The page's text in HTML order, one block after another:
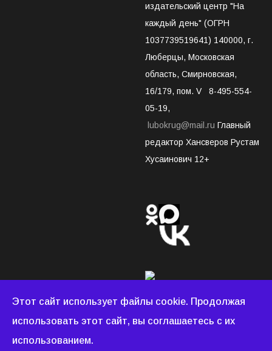
издательский центр "На
каждый день" (ОГРН
1037739519641) 140000, г.
Люберцы, Московская
область, Смирновская,
16/179, пом. V 8-495-554-
05-19,
lubokrug@mail.ru Главный
редактор Хансверов Рустам
Хусаинович 12+
Люберецкий округ © 2022 - 2026 Все права защищены.
Этот сайт использует файлы cookie. Продолжая
использовать этот сайт, вы соглашаетесь с их
использованием.